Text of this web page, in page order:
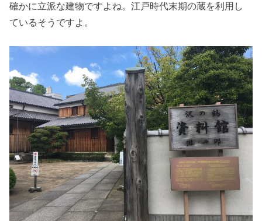
確かに立派な建物ですよね。江戸時代末期の蔵を利用し
ているそうですよ。